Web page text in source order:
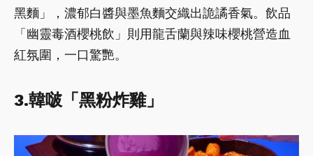
黑麵」，濃郁白醬與墨魚麵交織出詭譎香氣。飲品
「幽靈毒酒櫻桃飲」則用龍舌蘭與辣味櫻桃營造血
紅氛圍，一口驚艷。
3.韓啵「黑粉炸雞」